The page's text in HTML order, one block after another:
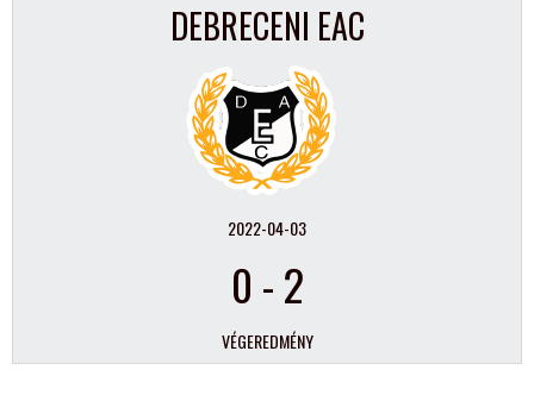
DEBRECENI EAC
2022-04-03
0 -2
VÉGEREDMÉNY